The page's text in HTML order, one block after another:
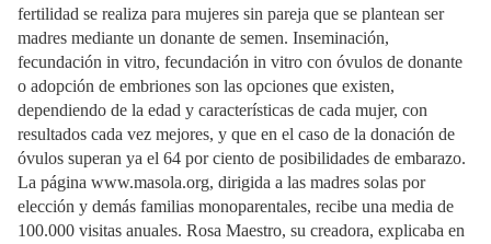
fertilidad se realiza para mujeres sin pareja que se plantean ser
madres mediante un donante de semen. Inseminación,
fecundación in vitro, fecundación in vitro con óvulos de donante
o adopción de embriones son las opciones que existen,
dependiendo de la edad y características de cada mujer, con
resultados cada vez mejores, y que en el caso de la donación de
óvulos superan ya el 64 por ciento de posibilidades de embarazo.
La página www.masola.org, dirigida a las madres solas por
elección y demás familias monoparentales, recibe una media de
100.000 visitas anuales. Rosa Maestro, su creadora, explicaba en